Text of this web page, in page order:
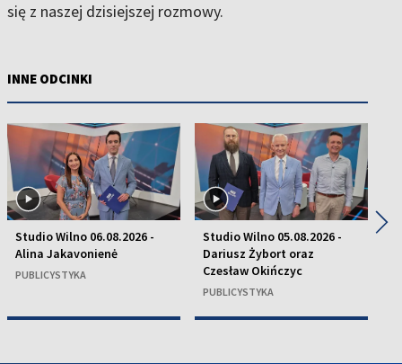
się z naszej dzisiejszej rozmowy.
INNE ODCINKI
Studio Wilno 06.08.2026 -
Alina Jakavonienė
PUBLICYSTYKA
Studio Wilno 05.08.2026 -
Dariusz Żybort oraz
Czesław Okińczyc
PUBLICYSTYKA
▶